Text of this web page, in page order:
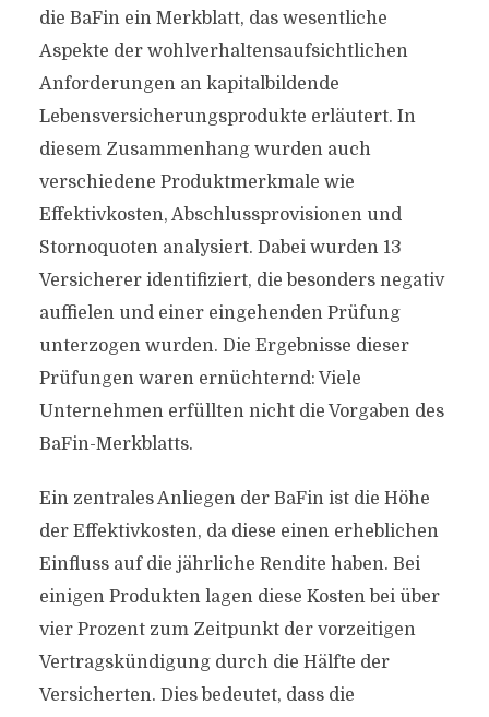
die BaFin ein Merkblatt, das wesentliche
Aspekte der wohlverhaltensaufsichtlichen
Anforderungen an kapitalbildende
Lebensversicherungsprodukte erläutert. In
diesem Zusammenhang wurden auch
verschiedene Produktmerkmale wie
Effektivkosten, Abschlussprovisionen und
Stornoquoten analysiert. Dabei wurden 13
Versicherer identifiziert, die besonders negativ
auffielen und einer eingehenden Prüfung
unterzogen wurden. Die Ergebnisse dieser
Prüfungen waren ernüchternd: Viele
Unternehmen erfüllten nicht die Vorgaben des
BaFin-Merkblatts.
Ein zentrales Anliegen der BaFin ist die Höhe
der Effektivkosten, da diese einen erheblichen
Einfluss auf die jährliche Rendite haben. Bei
einigen Produkten lagen diese Kosten bei über
vier Prozent zum Zeitpunkt der vorzeitigen
Vertragskündigung durch die Hälfte der
Versicherten. Dies bedeutet, dass die